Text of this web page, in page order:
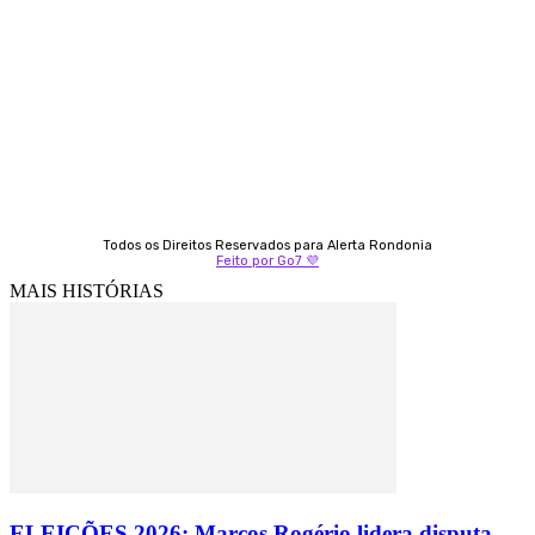
Todos os Direitos Reservados para Alerta Rondonia
Feito por Go7 💜
MAIS HISTÓRIAS